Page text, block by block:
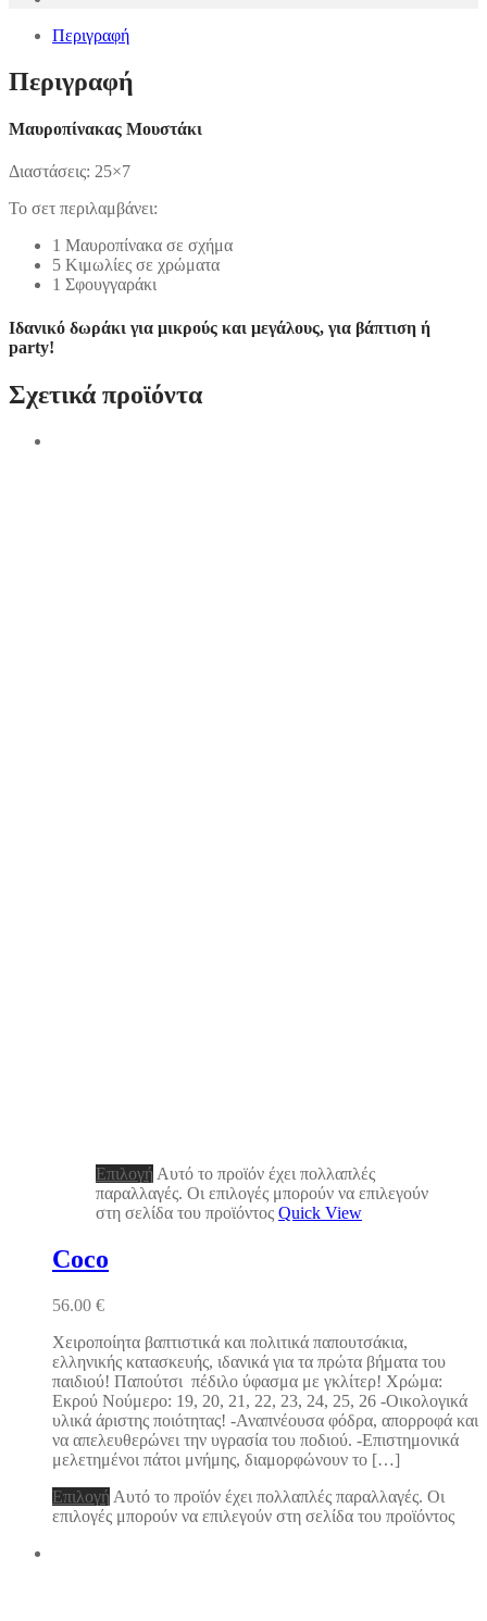
Περιγραφή
Περιγραφή
Μαυροπίνακας Μουστάκι
Διαστάσεις: 25×7
Το σετ περιλαμβάνει:
1 Μαυροπίνακα σε σχήμα
5 Κιμωλίες σε χρώματα
1 Σφουγγαράκι
Ιδανικό δωράκι για μικρούς και μεγάλους, για βάπτιση ή
party!
Σχετικά προϊόντα
Επιλογή Αυτό το προϊόν έχει πολλαπλές
παραλλαγές. Οι επιλογές μπορούν να επιλεγούν
στη σελίδα του προϊόντος Quick View
Coco
56.00 €
Χειροποίητα βαπτιστικά και πολιτικά παπουτσάκια,
ελληνικής κατασκευής, ιδανικά για τα πρώτα βήματα του
παιδιού! Παπούτσι πέδιλο ύφασμα με γκλίτερ! Χρώμα:
Εκρού Νούμερο: 19, 20, 21, 22, 23, 24, 25, 26 -Οικολογικά
υλικά άριστης ποιότητας! -Αναπνέουσα φόδρα, απορροφά και
να απελευθερώνει την υγρασία του ποδιού. -Επιστημονικά
μελετημένοι πάτοι μνήμης, διαμορφώνουν το […]
Επιλογή Αυτό το προϊόν έχει πολλαπλές παραλλαγές. Οι
επιλογές μπορούν να επιλεγούν στη σελίδα του προϊόντος